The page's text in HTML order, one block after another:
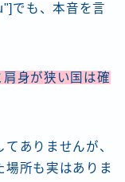
でも、本音を言
肩身が狭い国は確
ありませんが、
所も実はありま